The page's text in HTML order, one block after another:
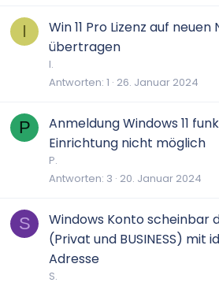
I
Win 11 Pro Lizenz auf
übertragen
I.
Antworten 1 26. Januar 2024
P
Anmeldung Windows 11
Einrichtung nicht möglich
P.
Antworten 3 20. Januar 2024
S
Windows Konto scheinbar
(Privat und BUSINESS) mit
Adresse
S.